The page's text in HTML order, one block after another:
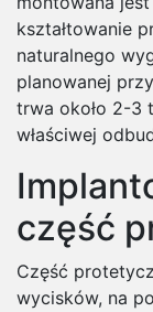
kształtowanie
naturalnego
planowanej
trwa około 2-3
właściwej
część
Część
wycisków, na